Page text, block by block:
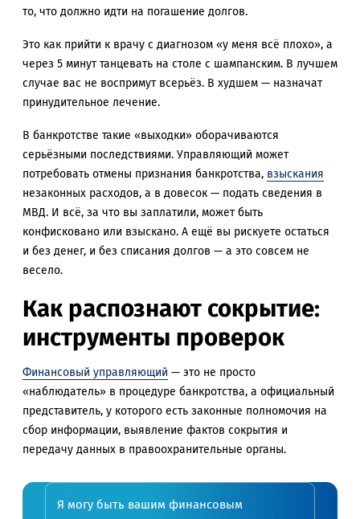
то, что должно идти на погашение долгов.
Это как прийти к врачу с диагнозом «у меня всё плохо», а
через 5 минут танцевать на столе с шампанским. В лучшем
случае вас не воспримут всерьёз. В худшем — назначат
принудительное лечение.
В банкротстве такие «выходки» оборачиваются
серьёзными последствиями. Управляющий может
потребовать отмены признания банкротства, взыскания
незаконных расходов, а в довесок — подать сведения в
МВД. И всё, за что вы заплатили, может быть
конфисковано или взыскано. А ещё вы рискуете остаться
и без денег, и без списания долгов — а это совсем не
весело.
Как распознают сокрытие:
инструменты проверок
Финансовый управляющий — это не просто
«наблюдатель» в процедуре банкротства, а официальный
представитель, у которого есть законные полномочия на
сбор информации, выявление фактов сокрытия и
передачу данных в правоохранительные органы.
Я могу быть вашим финансовым